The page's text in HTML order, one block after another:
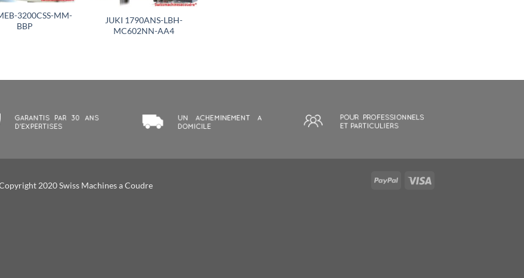
3200CSS-MM-
BBP
JUKI 1790ANS-LBH-
MC602NN-AA4
2020 Swiss Machines a Coudre